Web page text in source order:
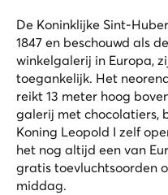
De Koninklijke Sint-
1847 en beschouwd als
winkelgalerij in Europa,
toegankelijk. Het
reikt 13 meter hoog
galerij met chocolatiers,
Koning Leopold I zelf
het nog altijd een van
gratis toevluchtsoorden
middag.